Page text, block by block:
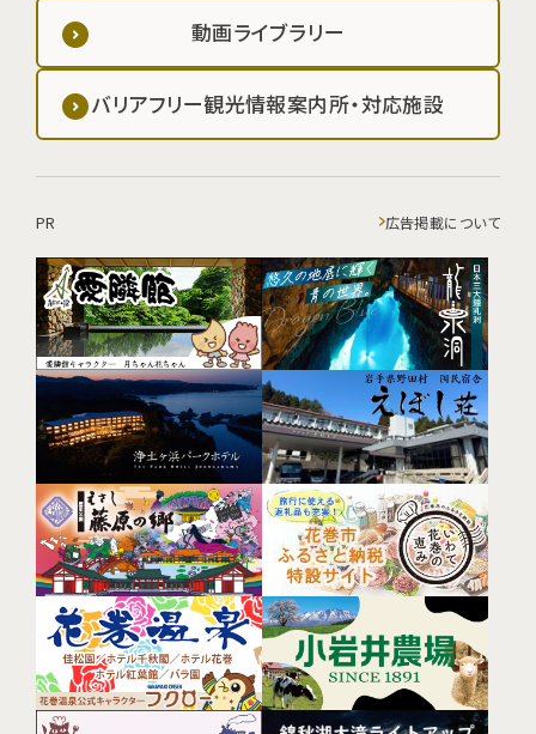
動画ライブラリー
バリアフリー観光情報案内所・対応施設
PR 広告掲載について